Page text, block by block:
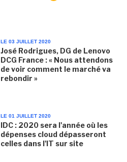
LE 03 JUILLET 2020
José Rodrigues, DG de Lenovo
DCG France : « Nous attendons
de voir comment le marché va
rebondir »
LE 01 JUILLET 2020
IDC : 2020 sera l'année où les
dépenses cloud dépasseront
celles dans l'IT sur site